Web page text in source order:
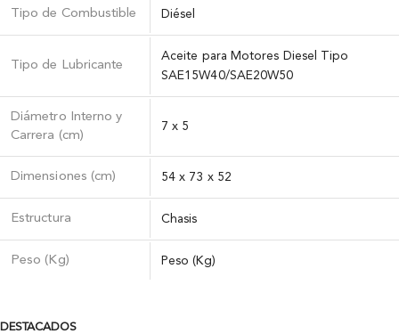
Tipo de Combustible Diésel
Tipo de Lubricante
Aceite para Motores Diesel Tipo
SAE15W40/SAE20W50
Diámetro Interno y
Carrera (cm)
7 x 5
Dimensiones (cm) 54 x 73 x 52
Estructura Chasis
Peso (Kg) Peso (Kg)
DESTACADOS